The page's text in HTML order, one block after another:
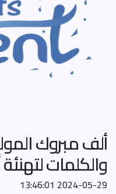
ألف مبروك
والكلمات
2024-05-29 13:46:01